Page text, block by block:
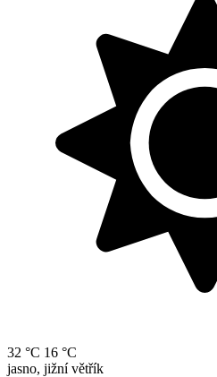
32 °C 16 °C
jasno, jižní větřík